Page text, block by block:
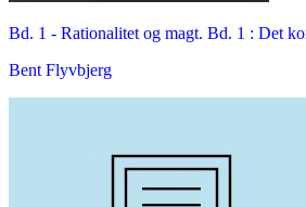
Bd. 1 - Rationalitet og magt. Bd. 1 : Det
Bent Flyvbjerg